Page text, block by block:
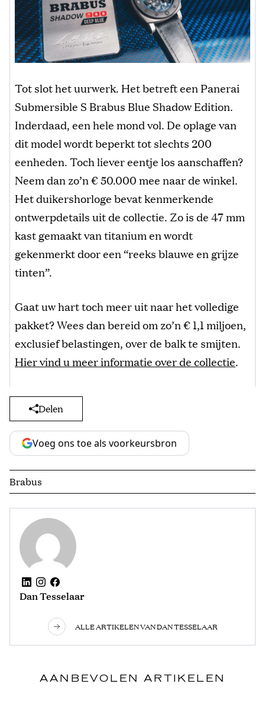
Tot slot het uurwerk. Het betreft een Panerai
Submersible S Brabus Blue Shadow Edition.
Inderdaad, een hele mond vol. De oplage van
dit model wordt beperkt tot slechts 200
eenheden. Toch liever eentje los aanschaffen?
Neem dan zo’n € 50.000 mee naar de winkel.
Het duikershorloge bevat kenmerkende
ontwerpdetails uit de collectie. Zo is de 47 mm
kast gemaakt van titanium en wordt
gekenmerkt door een “reeks blauwe en grijze
tinten”.
Gaat uw hart toch meer uit naar het volledige
pakket? Wees dan bereid om zo’n € 1,1 miljoen,
exclusief belastingen, over de balk te smijten.
Hier vind u meer informatie over de collectie.
Delen
Voeg ons toe als voorkeursbron
Brabus
Dan Tesselaar
ALLE ARTIKELEN VAN DAN TESSELAAR
AANBEVOLEN ARTIKELEN